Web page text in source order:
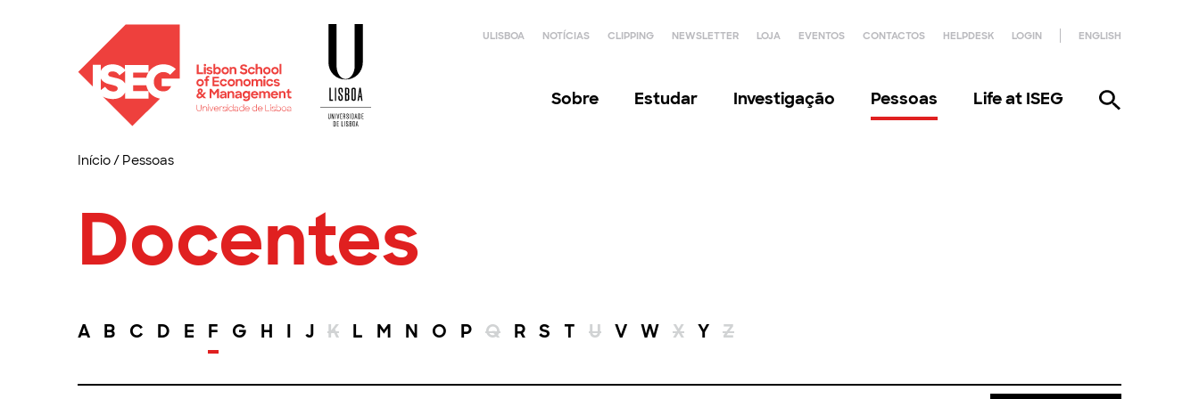
ULISBOA NOTÍCIAS CLIPPING NEWSLETTER LOJA EVENTOS CONTACTOS HELPDESK LOGIN ENGLISH
Sobre Estudar Investigação Pessoas Life at ISEG
Início/ Pessoas
Docentes
A B C D E F G H I J K L M N O P Q R S T U V W X Y Z